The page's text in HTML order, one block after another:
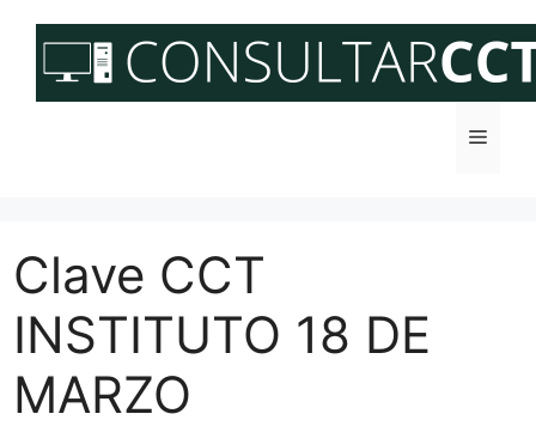
contenido
Menú
Clave CCT
INSTITUTO 18 DE
MARZO